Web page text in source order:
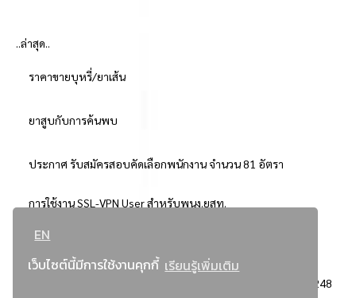
EN
เว็บไซต์นี้มีการใช้งานคุกกี้ เรียนรู้เพิ่มเติม
..ล่าสุด..
ราคาขายบุหรี่/ยาเส้น
ยาสูบกับการค้นพบ
ประกาศ รับสมัครสอบคัดเลือกพนักงาน จำนวน 81 อัตรา
การใช้งาน SSL-VPN User สำหรับพนง.ยสท.
..ยอดนิยม..
3248